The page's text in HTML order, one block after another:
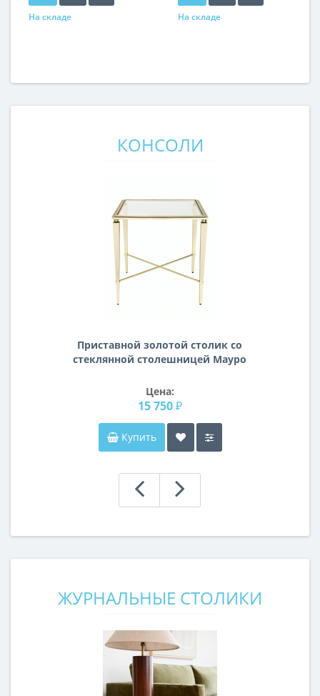
На складе На складе
КОНСОЛИ
Приставной золотой столик со
стеклянной столешницей Мауро
Цена:
15 750 ₽
Купить
ЖУРНАЛЬНЫЕ СТОЛИКИ